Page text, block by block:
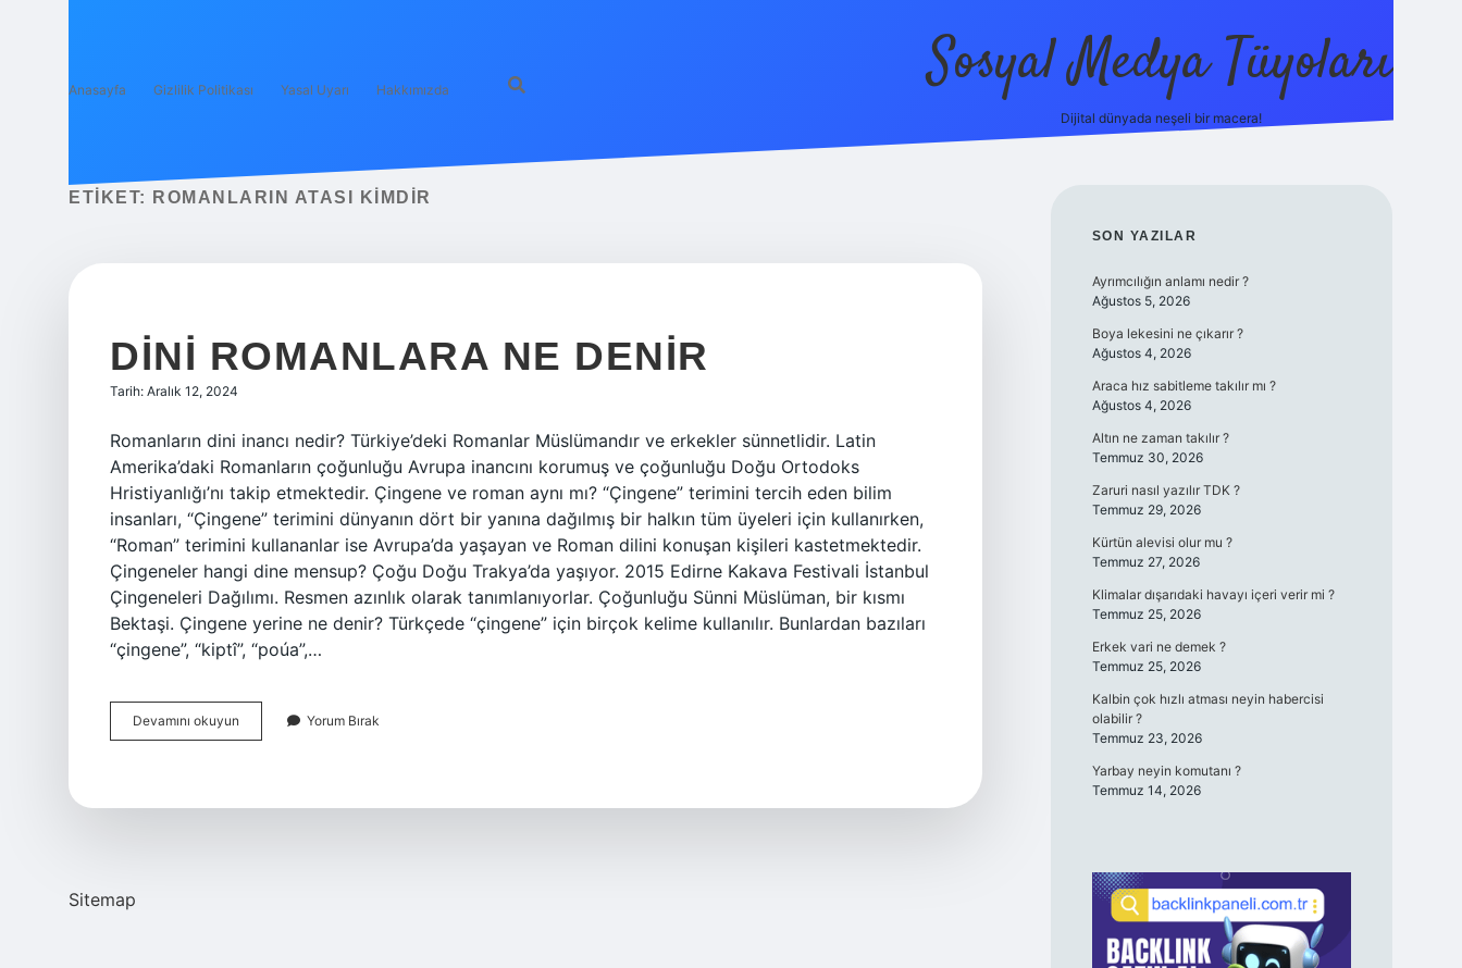
Anasayfa Gizlilik Politikası Yasal Uyarı Hakkımızda Sosyal Medya Tüyoları
Dijital dünyada neşeli bir macera!
ETIKET: ROMANLARIN ATASI KIMDIR
DINI ROMANLARA NE DENIR
Tarih: Aralık 12, 2024
Romanların dini inancı nedir? Türkiye’deki Romanlar Müslümandır ve erkekler sünnetlidir. Latin
Amerika’daki Romanların çoğunluğu Avrupa inancını korumuş ve çoğunluğu Doğu Ortodoks
Hristiyanlığı’nı takip etmektedir. Çingene ve roman aynı mı? “Çingene” terimini tercih eden bilim
insanları, “Çingene” terimini dünyanın dört bir yanına dağılmış bir halkın tüm üyeleri için kullanırken,
“Roman” terimini kullananlar ise Avrupa’da yaşayan ve Roman dilini konuşan kişileri kastetmektedir.
Çingeneler hangi dine mensup? Çoğu Doğu Trakya’da yaşıyor. 2015 Edirne Kakava Festivali İstanbul
Çingeneleri Dağılımı. Resmen azınlık olarak tanımlanıyorlar. Çoğunluğu Sünni Müslüman, bir kısmı
Bektaşi. Çingene yerine ne denir? Türkçede “çingene” için birçok kelime kullanılır. Bunlardan bazıları
“çingene”, “kiptî”, “poúa”,…
Devamını okuyun
Romanlara
Yorum Bırak
Sitemap
SIDEBAR
SON YAZILAR
Ayrımcılığın anlamı nedir ?
Ağustos 5, 2026
Boya lekesini ne çıkarır ?
Ağustos 4, 2026
Araca hız sabitleme takılır mı ?
Ağustos 4, 2026
Altın ne zaman takılır ?
Temmuz 30, 2026
Zaruri nasıl yazılır TDK ?
Temmuz 29, 2026
Kürtün alevisi olur mu ?
Temmuz 27, 2026
Klimalar dışarıdaki havayı içeri verir mi ?
Temmuz 25, 2026
Erkek vari ne demek ?
Temmuz 25, 2026
Kalbin çok hızlı atması neyin habercisi
olabilir ?
Temmuz 23, 2026
Yarbay neyin komutanı ?
Temmuz 14, 2026